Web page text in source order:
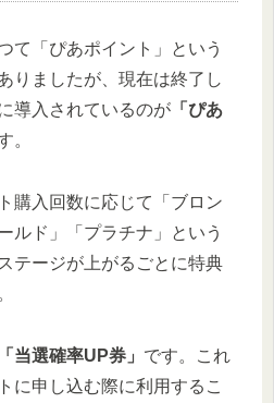
て「ぴあポイント」という
りましたが、現在は終了し
導入されているのが 「ぴあ
。
購入回数に応じて「ブロン
ルド」「プラチナ」という
テージが上がるごとに特典
「当選確率UP券」 です。これ
に申し込む際に利用するこ